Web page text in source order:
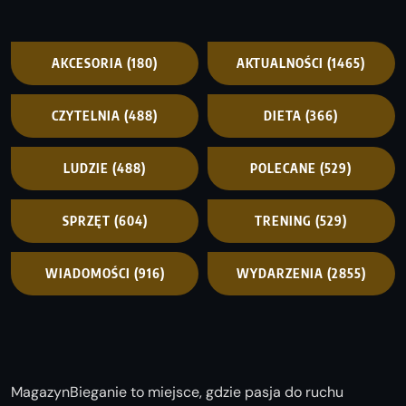
AKCESORIA (180) AKTUALNOŚCI (1465)
CZYTELNIA (488) DIETA (366)
LUDZIE (488) POLECANE (529)
SPRZĘT (604) TRENING (529)
WIADOMOŚCI (916) WYDARZENIA (2855)
MagazynBieganie to miejsce, gdzie pasja do ruchu